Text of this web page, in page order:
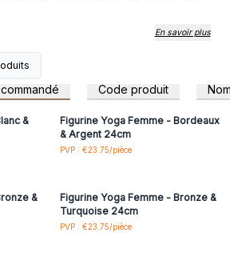
et de spiritualité à votre
PARTIR DE BOIS - CADEAUX
INSOLITES - ORNEMENT
En savoir plus
Code produit
&
inscrivez-vous pour
accéder aux prix de gros
Figurine Yoga Femme - Bordeaux
& Argent 24cm
PVP : €23.75/pièce
&
Connectez-vous ou
Figurine Yoga Femme - Bronze &
Turquoise 24cm
PVP : €23.75/pièce
Connectez-vous ou